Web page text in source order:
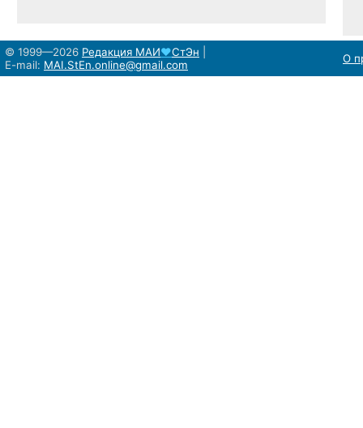
© 1999—2026 Редакция МАИ♥СтЭн
E-mail: MAI.StEn.online@gmail.com О